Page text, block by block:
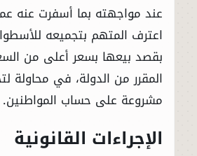
عند مواجهته بما أسفرت عنه
اعترف المتهم بتجميعه
بقصد بيعها بسعر أعلى من
المقرر من الدولة، في محاولة
مشروعة على حساب المواطنين.
الإجراءات القانونية